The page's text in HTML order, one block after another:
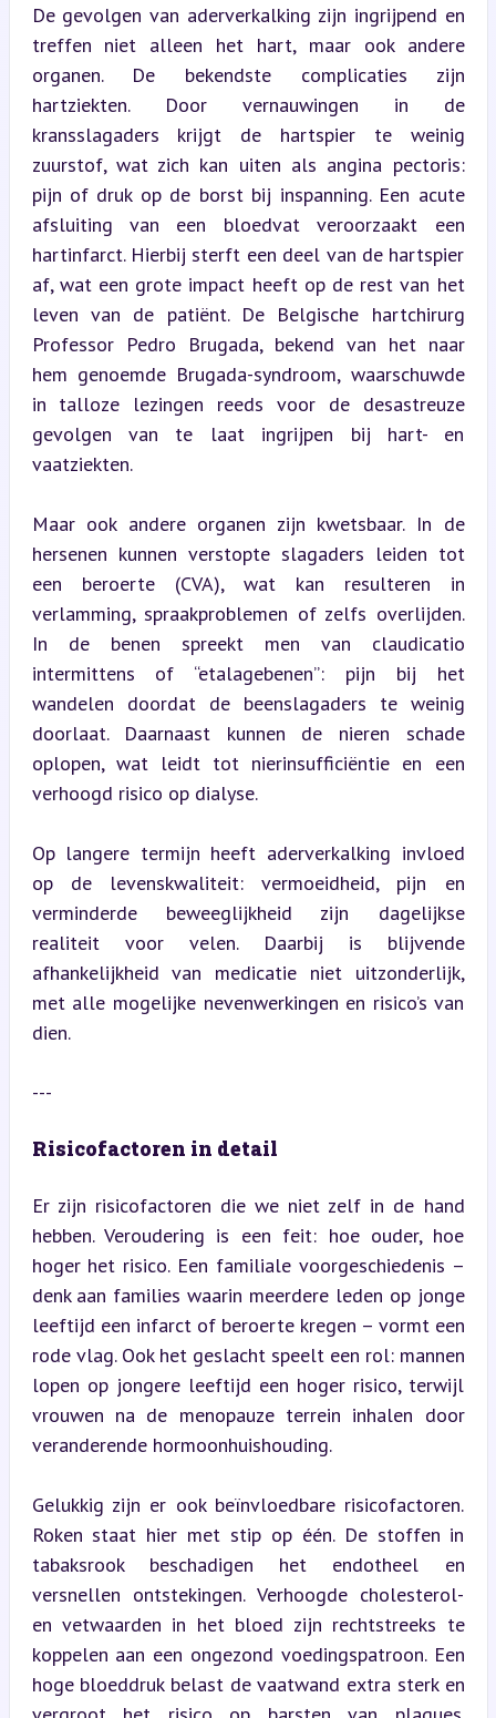
De gevolgen van aderverkalking zijn ingrijpend en
treffen niet alleen het hart, maar ook andere
organen. De bekendste complicaties zijn
hartziekten. Door vernauwingen in de
kransslagaders krijgt de hartspier te weinig
zuurstof, wat zich kan uiten als angina pectoris:
pijn of druk op de borst bij inspanning. Een acute
afsluiting van een bloedvat veroorzaakt een
hartinfarct. Hierbij sterft een deel van de hartspier
af, wat een grote impact heeft op de rest van het
leven van de patiënt. De Belgische hartchirurg
Professor Pedro Brugada, bekend van het naar
hem genoemde Brugada-syndroom, waarschuwde
in talloze lezingen reeds voor de desastreuze
gevolgen van te laat ingrijpen bij hart- en
vaatziekten.
Maar ook andere organen zijn kwetsbaar. In de
hersenen kunnen verstopte slagaders leiden tot
een beroerte (CVA), wat kan resulteren in
verlamming, spraakproblemen of zelfs overlijden.
In de benen spreekt men van claudicatio
intermittens of “etalagebenen”: pijn bij het
wandelen doordat de beenslagaders te weinig
doorlaat. Daarnaast kunnen de nieren schade
oplopen, wat leidt tot nierinsufficiëntie en een
verhoogd risico op dialyse.
Op langere termijn heeft aderverkalking invloed
op de levenskwaliteit: vermoeidheid, pijn en
verminderde beweeglijkheid zijn dagelijkse
realiteit voor velen. Daarbij is blijvende
afhankelijkheid van medicatie niet uitzonderlijk,
met alle mogelijke nevenwerkingen en risico’s van
dien.
---
Risicofactoren in detail
Er zijn risicofactoren die we niet zelf in de hand
hebben. Veroudering is een feit: hoe ouder, hoe
hoger het risico. Een familiale voorgeschiedenis –
denk aan families waarin meerdere leden op jonge
leeftijd een infarct of beroerte kregen – vormt een
rode vlag. Ook het geslacht speelt een rol: mannen
lopen op jongere leeftijd een hoger risico, terwijl
vrouwen na de menopauze terrein inhalen door
veranderende hormoonhuishouding.
Gelukkig zijn er ook beïnvloedbare risicofactoren.
Roken staat hier met stip op één. De stoffen in
tabaksrook beschadigen het endotheel en
versnellen ontstekingen. Verhoogde cholesterol-
en vetwaarden in het bloed zijn rechtstreeks te
koppelen aan een ongezond voedingspatroon. Een
hoge bloeddruk belast de vaatwand extra sterk en